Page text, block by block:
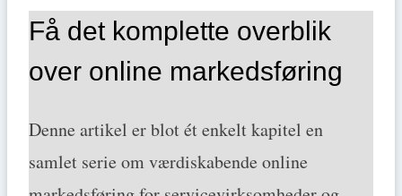
Få det komplette overblik
over online markedsføring
Denne artikel er blot ét enkelt kapitel en
samlet serie om værdiskabende online